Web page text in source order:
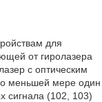
для
от гиролазера
с оптическим
меньшей мере один
сигнала (102, 103)